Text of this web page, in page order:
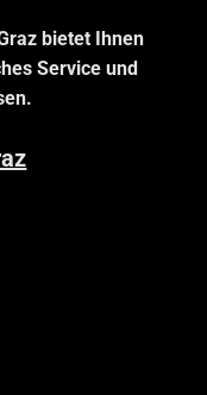
bietet Ihnen
Service und